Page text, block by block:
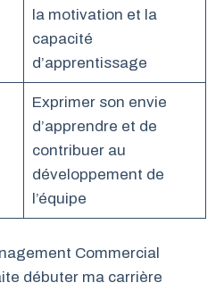
la motivation et la
capacité
d’apprentissage
Exprimer son envie
d’apprendre et de
contribuer au
développement de
l’équipe
Commercial
débuter ma carrière